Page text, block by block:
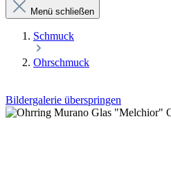
Menü schließen
Schmuck
Ohrschmuck
Bildergalerie überspringen